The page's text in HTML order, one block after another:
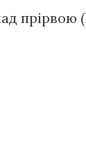
прірвою